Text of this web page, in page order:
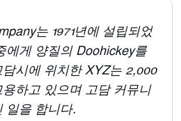
는 1971년에 설립되었
에게 양질의 Doohickey를
시에 위치한 XYZ는 2,000
하고 있으며 고담 커뮤니
일을 합니다.